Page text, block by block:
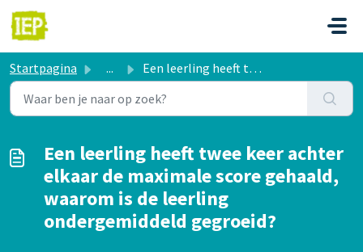
Doorgaan naar hoofdinhoud
Startpagina ... Een leerling heeft twee keer achter elkaar de maximale sc...
Een leerling heeft twee keer achter
elkaar de maximale score gehaald,
waarom is de leerling
ondergemiddeld gegroeid?